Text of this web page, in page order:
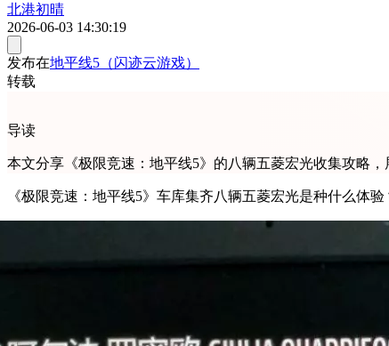
北港初晴
2026-06-03 14:30:19
发布在地平线5（闪迹云游戏）
转载
导读
本文分享《极限竞速：地平线5》的八辆五菱宏光收集攻略
《极限竞速：地平线5》车库集齐八辆五菱宏光是种什么体